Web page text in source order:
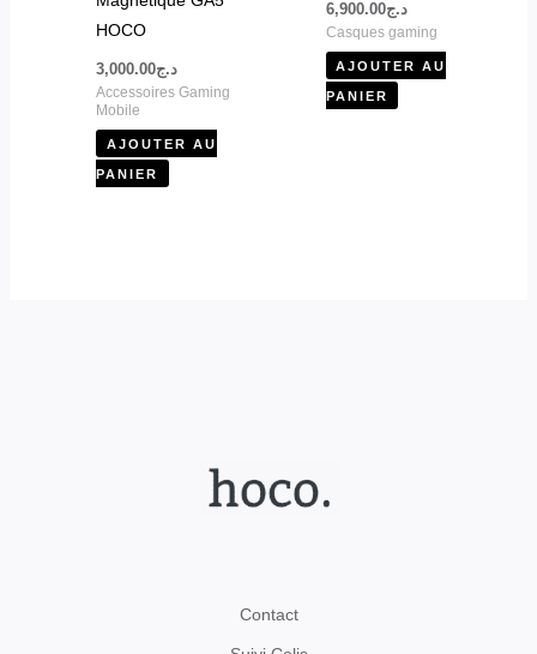
HOCO
د.ج3,000.00
Accessoires Gaming
Mobile
AJOUTER AU
PANIER
د.ج6,900.00
Casques gaming
AJOUTER AU
PANIER
Contact